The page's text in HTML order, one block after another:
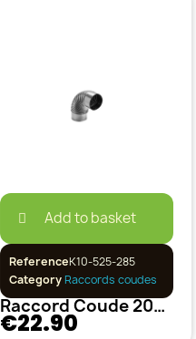
Add to basket
ReferenceK10-525-285
CategoryRaccords coudes
Raccord Coude 200mm Métal
€22.90